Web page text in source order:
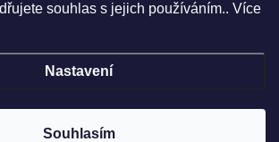
souhlas s jejich používáním.. Více
Nastavení
Souhlasím
. Všechna práva vyhrazena.